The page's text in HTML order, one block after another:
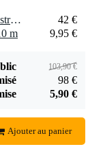
2 x Visaton DL 13/2 T - 8 Ohm haut-parleur encastrable
42 €
m
9,95 €
103,90 €
98 €
5,90 €
Ajouter au panier